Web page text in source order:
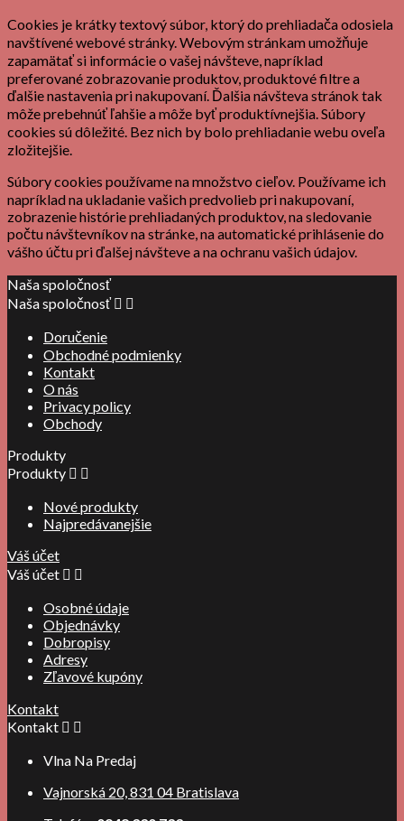
Cookies je krátky textový súbor, ktorý do prehliadača odosiela
navštívené webové stránky. Webovým stránkam umožňuje
zapamätať si informácie o vašej návšteve, napríklad
preferované zobrazovanie produktov, produktové filtre a
ďalšie nastavenia pri nakupovaní. Ďalšia návšteva stránok tak
môže prebehnúť ľahšie a môže byť produktívnejšia. Súbory
cookies sú dôležité. Bez nich by bolo prehliadanie webu oveľa
zložitejšie.
Súbory cookies používame na množstvo cieľov. Používame ich
napríklad na ukladanie vašich predvolieb pri nakupovaní,
zobrazenie histórie prehliadaných produktov, na sledovanie
počtu návštevníkov na stránke, na automatické prihlásenie do
vášho účtu pri ďalšej návšteve a na ochranu vašich údajov.
Naša spoločnosť
Naša spoločnosť  
Doručenie
Obchodné podmienky
Kontakt
O nás
Privacy policy
Obchody
Produkty
Produkty  
Nové produkty
Najpredávanejšie
Váš účet
Váš účet  
Osobné údaje
Objednávky
Dobropisy
Adresy
Zľavové kupóny
Kontakt
Kontakt  
Vlna Na Predaj
Vajnorská 20, 831 04 Bratislava